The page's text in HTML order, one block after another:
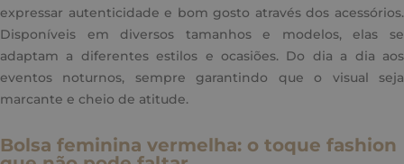
expressar autenticidade e bom gosto através dos acessórios.
Disponíveis em diversos tamanhos e modelos, elas se
adaptam a diferentes estilos e ocasiões. Do dia a dia aos
eventos noturnos, sempre garantindo que o visual seja
marcante e cheio de atitude.
Bolsa feminina vermelha: o toque fashion